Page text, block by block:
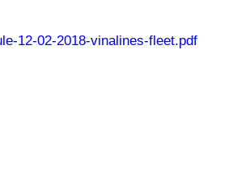
12-02-2018-vinalines-fleet.pdf